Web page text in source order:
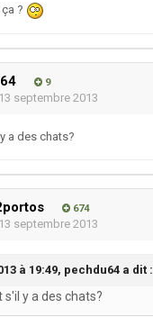
?
9
13 septembre 2013
a des chats?
674
13 septembre 2013
à 19:49, pechdu64 a dit :
s'il y a des chats?